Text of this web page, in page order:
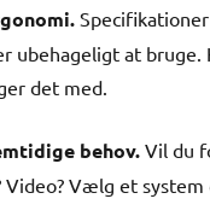
ubehageligt at
det med.
behov.Vil du
Video? Vælg et system